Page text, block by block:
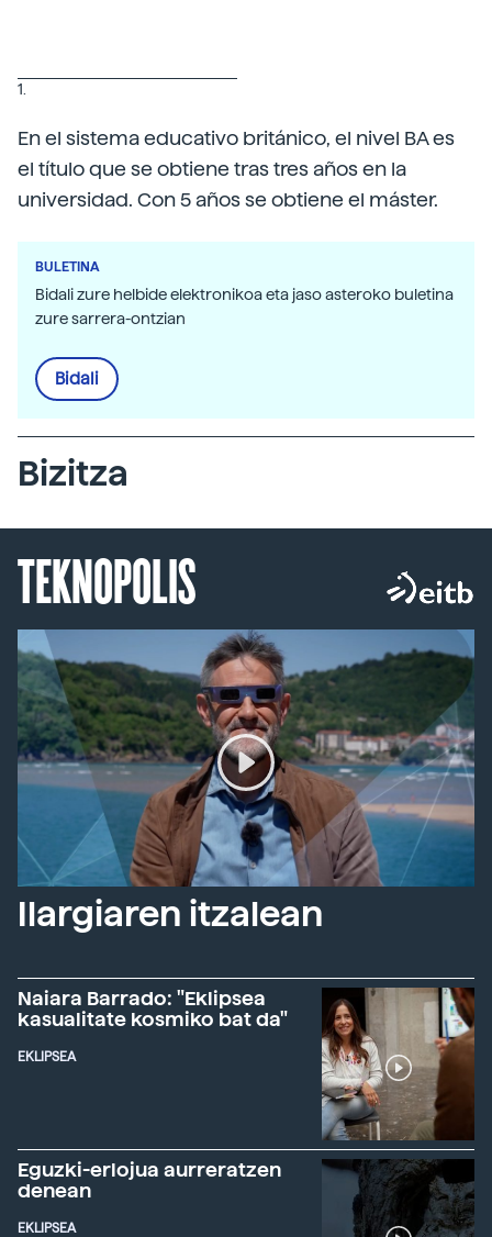
1.
En el sistema educativo británico, el nivel BA es
el título que se obtiene tras tres años en la
universidad. Con 5 años se obtiene el máster.
BULETINA
Bidali zure helbide elektronikoa eta jaso asteroko buletina
zure sarrera-ontzian
Bidali
Bizitza
TEKNOPOLIS
Ilargiaren itzalean
Naiara Barrado: "Eklipsea
kasualitate kosmiko bat da"
EKLIPSEA
Eguzki-erlojua aurreratzen
denean
EKLIPSEA